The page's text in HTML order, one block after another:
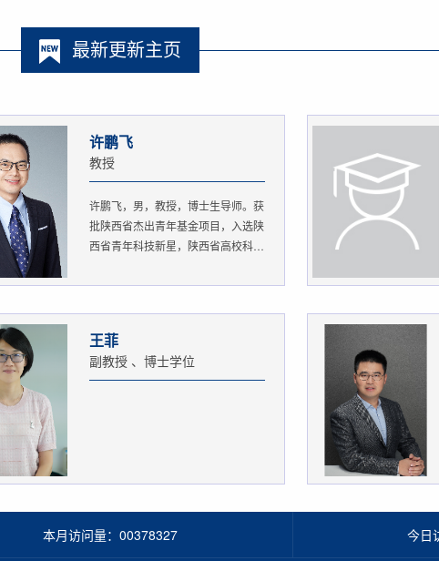
最新更新主页
许鹏飞
教授
许鹏飞，男，教授，博士生导师。获
批陕西省杰出青年基金项目，入选陕
西省青年科技新星，陕西省高校科
王菲
副教授 、博士学位
本月访问量： 00378327 今日